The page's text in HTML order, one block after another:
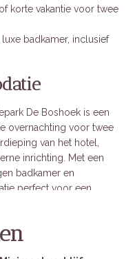
korte vakantie voor twee
badkamer, inclusief
De Boshoek is een
overnachting voor twee
van het hotel,
inrichting. Met een
badkamer en
perfect voor een